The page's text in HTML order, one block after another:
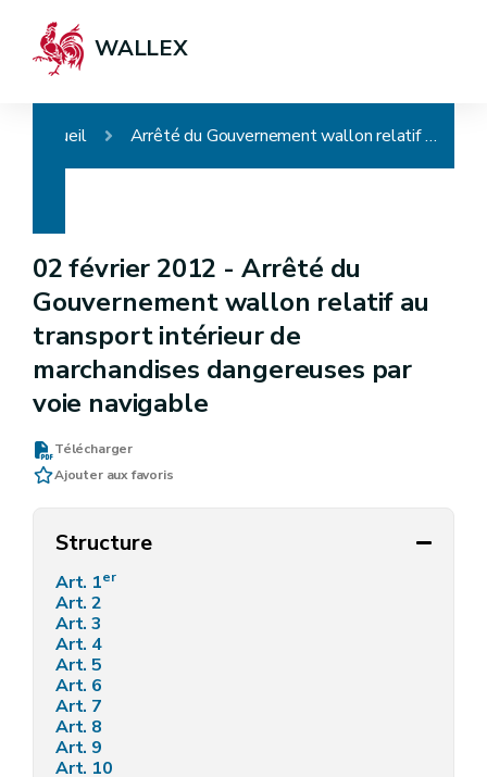
WALLEX
Accueil Arrêté du Gouvernement wallon relatif au transport intérieur de marchandises dangereuses par voie navigable
02 février 2012 - Arrêté du
Gouvernement wallon relatif au
transport intérieur de
marchandises dangereuses par
voie navigable
Télécharger
Ajouter aux favoris
Structure
Art. 1er
Art. 2
Art. 3
Art. 4
Art. 5
Art. 6
Art. 7
Art. 8
Art. 9
Art. 10